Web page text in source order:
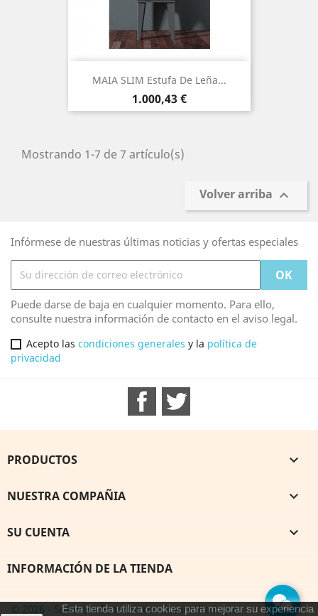
MAIA SLIM Estufa De Leña...
Precio
1.000,43 €
Mostrando 1-7 de 7 artículo(s)
Volver arriba 
Infórmese de nuestras últimas noticias y ofertas especiales
Puede darse de baja en cualquier momento. Para ello,
consulte nuestra información de contacto en el aviso legal.
Acepto las condiciones generales y la política de
privacidad
Facebook
PRODUCTOS 
NUESTRA COMPAÑIA 
SU CUENTA 
INFORMACIÓN DE LA TIENDA
Esta tienda utiliza cookies para mejorar su experiencia
© 2026 - Software Ecommerce desarrollado por